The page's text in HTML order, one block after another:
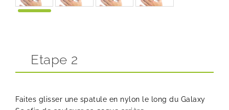
Etape 2
Faites glisser une spatule en nylon le long du Galaxy